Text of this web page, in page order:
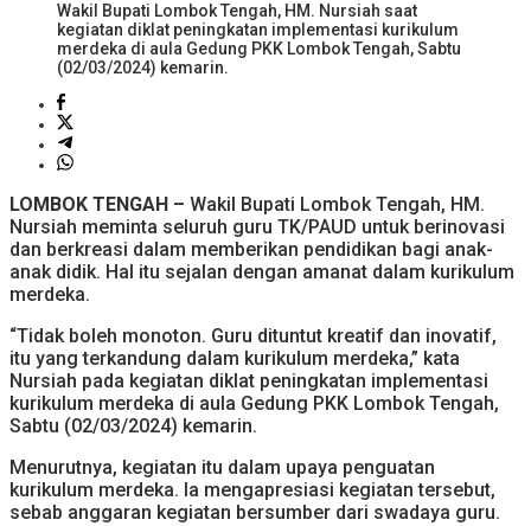
Wakil Bupati Lombok Tengah, HM. Nursiah saat
kegiatan diklat peningkatan implementasi kurikulum
merdeka di aula Gedung PKK Lombok Tengah, Sabtu
(02/03/2024) kemarin.
LOMBOK TENGAH – Wakil Bupati Lombok Tengah, HM.
Nursiah meminta seluruh guru TK/PAUD untuk berinovasi
dan berkreasi dalam memberikan pendidikan bagi anak-
anak didik. Hal itu sejalan dengan amanat dalam kurikulum
merdeka.
“Tidak boleh monoton. Guru dituntut kreatif dan inovatif,
itu yang terkandung dalam kurikulum merdeka,” kata
Nursiah pada kegiatan diklat peningkatan implementasi
kurikulum merdeka di aula Gedung PKK Lombok Tengah,
Sabtu (02/03/2024) kemarin.
Menurutnya, kegiatan itu dalam upaya penguatan
kurikulum merdeka. Ia mengapresiasi kegiatan tersebut,
sebab anggaran kegiatan bersumber dari swadaya guru.